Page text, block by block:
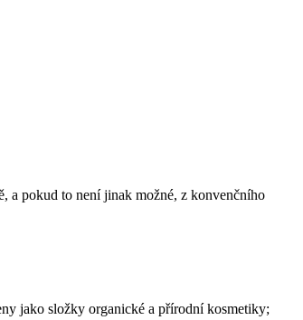
a pokud to není jinak možné, z konvenčního
jako složky organické a přírodní kosmetiky;